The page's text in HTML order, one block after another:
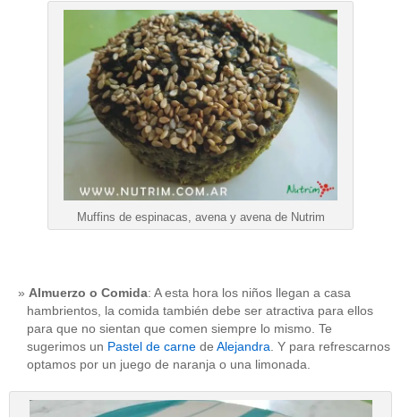
Muffins de espinacas, avena y avena de Nutrim
Almuerzo o Comida: A esta hora los niños llegan a casa
hambrientos, la comida también debe ser atractiva para ellos
para que no sientan que comen siempre lo mismo. Te
sugerimos un Pastel de carne de Alejandra . Y para refrescarnos
optamos por un juego de naranja o una limonada.